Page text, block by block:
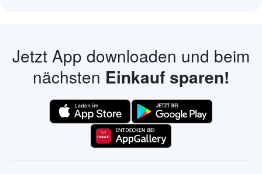
Jetzt App downloaden und beim
nächsten Einkauf sparen!